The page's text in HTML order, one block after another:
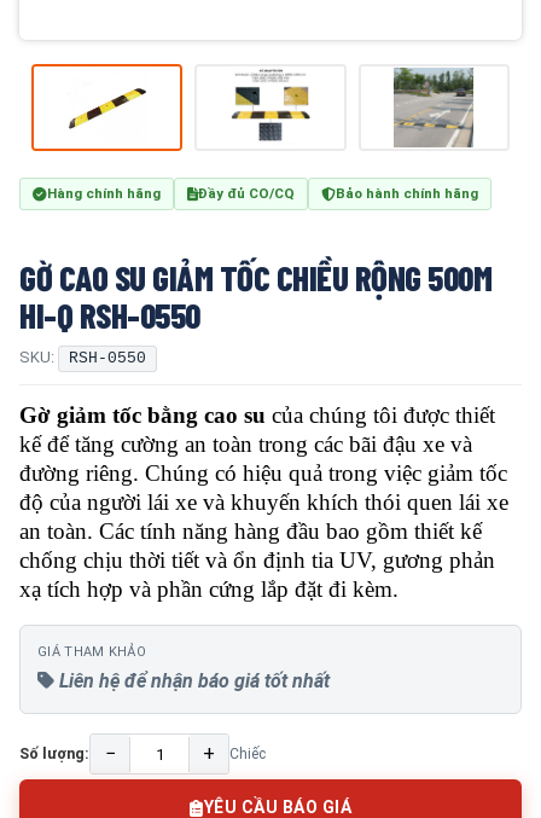
Hàng chính hãng Đầy đủ CO/CQ Bảo hành chính hãng
GỜ CAO SU GIẢM TỐC CHIỀU RỘNG 500M
HI-Q RSH-0550
SKU: RSH-0550
Gờ giảm tốc bằng cao su của chúng tôi được thiết
kế để tăng cường an toàn trong các bãi đậu xe và
đường riêng. Chúng có hiệu quả trong việc giảm tốc
độ của người lái xe và khuyến khích thói quen lái xe
an toàn. Các tính năng hàng đầu bao gồm thiết kế
chống chịu thời tiết và ổn định tia UV, gương phản
xạ tích hợp và phần cứng lắp đặt đi kèm.
GIÁ THAM KHẢO
Liên hệ để nhận báo giá tốt nhất
Số lượng: − + Chiếc
YÊU CẦU BÁO GIÁ